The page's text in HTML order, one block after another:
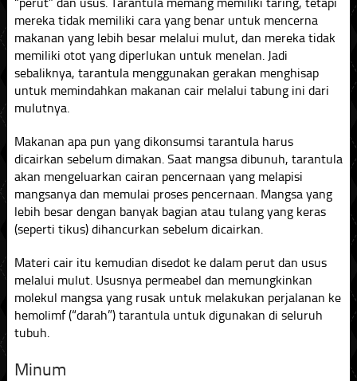
mereka tidak memiliki cara yang benar untuk mencerna
makanan yang lebih besar melalui mulut, dan mereka tidak
memiliki otot yang diperlukan untuk menelan. Jadi
sebaliknya, tarantula menggunakan gerakan menghisap
untuk memindahkan makanan cair melalui tabung ini dari
mulutnya.
Makanan apa pun yang dikonsumsi tarantula harus
dicairkan sebelum dimakan. Saat mangsa dibunuh, tarantula
akan mengeluarkan cairan pencernaan yang melapisi
mangsanya dan memulai proses pencernaan. Mangsa yang
lebih besar dengan banyak bagian atau tulang yang keras
(seperti tikus) dihancurkan sebelum dicairkan.
Materi cair itu kemudian disedot ke dalam perut dan usus
melalui mulut. Ususnya permeabel dan memungkinkan
molekul mangsa yang rusak untuk melakukan perjalanan ke
hemolimf (“darah”) tarantula untuk digunakan di seluruh
tubuh.
Minum